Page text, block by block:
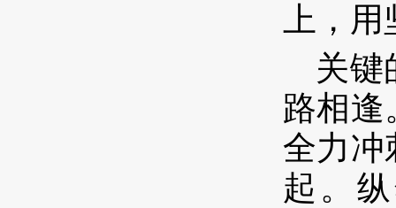
上，
关键
路相逢
全力冲
起。